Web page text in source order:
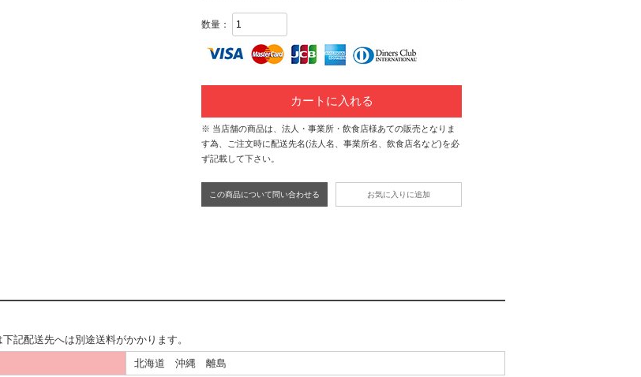
数量：
カートに入れる
※ 当店舗の商品は、法人・事業所・飲食店様あての販売となりま
す為、ご注文時に配送先名(法人名、事業所名、飲食店名など)を必
ず記載して下さい。
この商品について問い合わせる お気に入りに追加
記配送先へは別途送料がかかります。
北海道 沖縄 離島